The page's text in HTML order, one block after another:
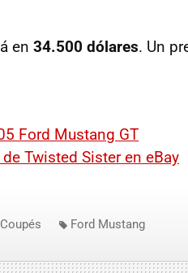
en 34.500 dólares. Un
Ford Mustang GT
Twisted Sister en eBay
Coupés Ford Mustang